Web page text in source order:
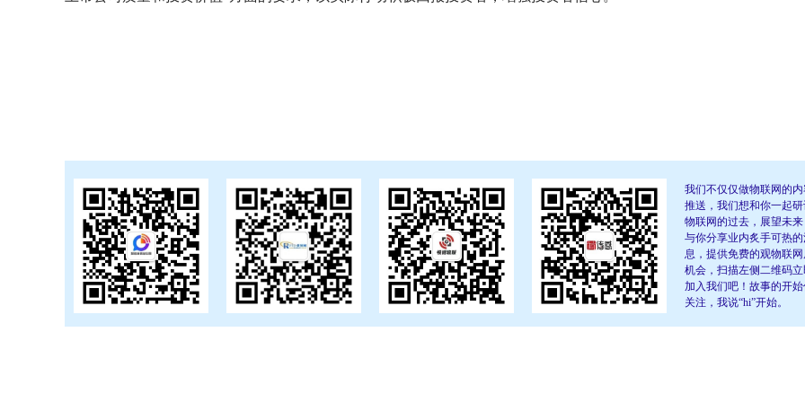
我们不仅仅做物联网的
推送，我们想和你一起
物联网的过去，展望未来
与你分享业内炙手可热
息，提供免费的观物联网
机会，扫描左侧二维码立
加入我们吧！故事的开
关注，我说“hi”开始。